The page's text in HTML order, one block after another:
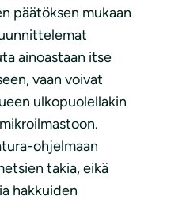
päätöksen mukaan
ainoastaan itse
vaan voivat
ulkopuolellakin
ohjelmaan
takia, eikä
hakkuiden